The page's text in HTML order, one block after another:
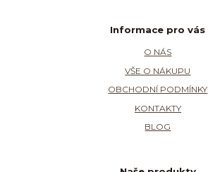
Informace pro vás
O NÁS
VŠE O NÁKUPU
OBCHODNÍ PODMÍNKY
KONTAKTY
BLOG